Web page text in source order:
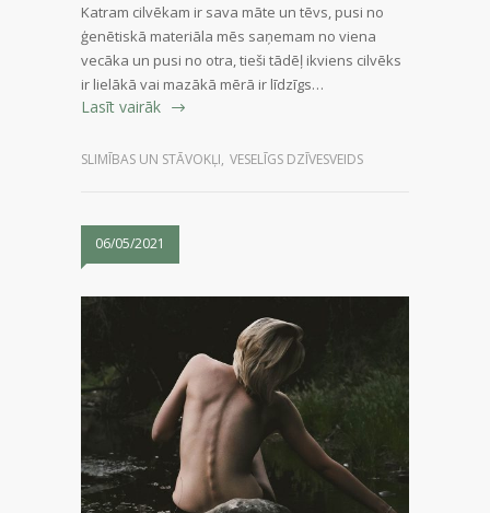
Katram cilvēkam ir sava māte un tēvs, pusi no
ģenētiskā materiāla mēs saņemam no viena
vecāka un pusi no otra, tieši tādēļ ikviens cilvēks
ir lielākā vai mazākā mērā ir līdzīgs…
Lasīt vairāk
SLIMĪBAS UN STĀVOKĻI, VESELĪGS DZĪVESVEIDS
06/05/2021